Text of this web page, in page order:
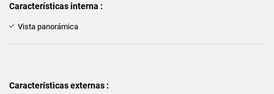
Características interna :
Vista panorámica
Características externas :